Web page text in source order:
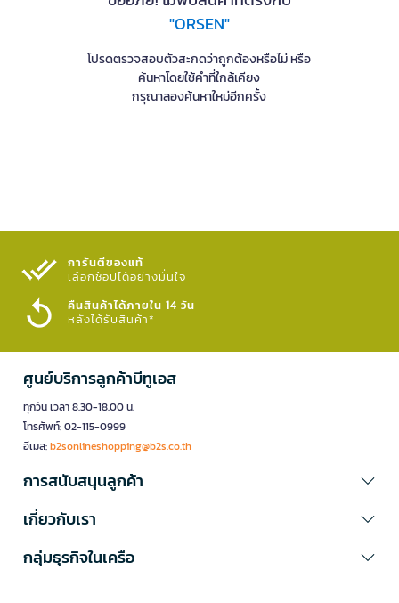
"ORSEN"
โปรดตรวจสอบตัวสะกดว่าถูกต้องหรือไม่ หรือ
ค้นหาโดยใช้คำที่ใกล้เคียง
กรุณาลองค้นหาใหม่อีกครั้ง
การันตีของแท้
เลือกช้อปได้อย่างมั่นใจ​
คืนสินค้าได้ภายใน 14 วัน
หลังได้รับสินค้า*
ศูนย์บริการลูกค้าบีทูเอส
ทุกวัน เวลา 8.30-18.00 น.
โทรศัพท์: 02-115-0999
อีเมล:b2sonlineshopping@b2s.co.th
การสนับสนุนลูกค้า
เกี่ยวกับเรา
กลุ่มธุรกิจในเครือ